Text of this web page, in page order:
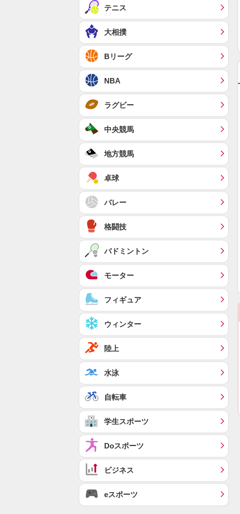
テニス
大相撲
Bリーグ
NBA
ラグビー
中央競馬
地方競馬
卓球
バレー
格闘技
バドミントン
モーター
フィギュア
ウィンター
陸上
水泳
自転車
学生スポーツ
Doスポーツ
ビジネス
eスポーツ